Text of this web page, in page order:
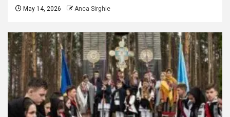
May 14, 2026 Anca Sirghie